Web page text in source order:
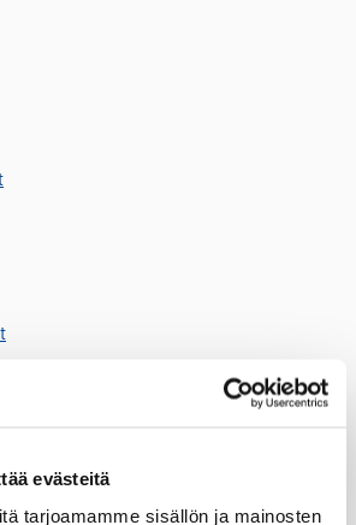
evästeitä
tarjoamamme sisällön ja mainosten